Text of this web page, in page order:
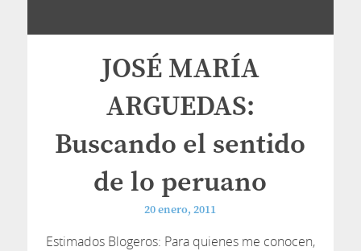
JOSÉ MARÍA
ARGUEDAS:
Buscando el sentido
de lo peruano
20 enero, 2011
Estimados Blogeros: Para quienes me conocen,